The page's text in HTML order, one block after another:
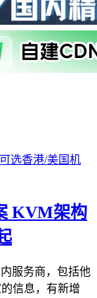
KVM架构
服务商，包括他
信息，有新增